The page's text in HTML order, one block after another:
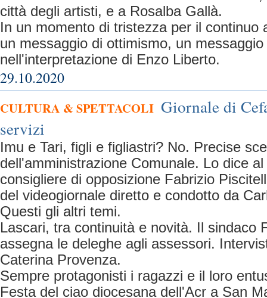
città degli artisti, e a Rosalba Gallà.
In un momento di tristezza per il continuo
un messaggio di ottimismo, un
nell'interpretazione di Enzo Liberto.
29.10.2020
CULTURA & SPETTACOLI Giornale di
servizi
Imu e Tari, figli e figliastri? No. Precise
dell'amministrazione Comunale. Lo dice
consigliere di opposizione Fabrizio
del videogiornale diretto e condotto da
Questi gli altri temi.
Lascari, tra continuità e novità. Il sindaco
assegna le deleghe agli assessori.
Caterina Provenza.
Sempre protagonisti i ragazzi e il loro
Festa del ciao diocesana dell'Acr a San